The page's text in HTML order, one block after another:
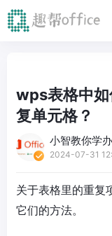
wps表格中
复单元格？
小智教你学
2024-07-31
关于表格里的重复
它们的方法。